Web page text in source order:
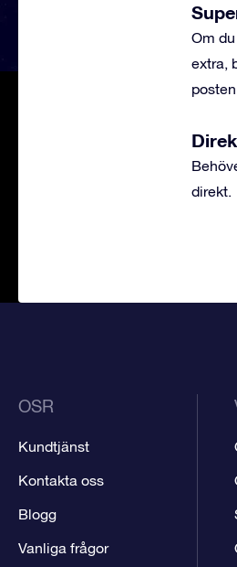
Om
extra,
direkt.
OSR
Kundtjänst
Kontakta oss
Blogg
Vanliga frågor